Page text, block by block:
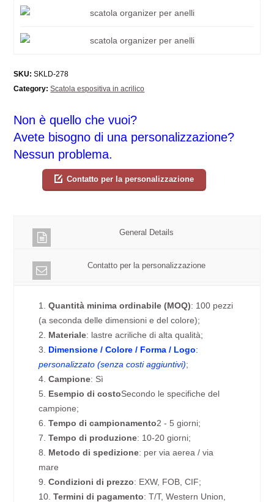
SKU: SKLD-278
Category: Scatola espositiva in acrilico
Non è quello che vuoi?
Avete bisogno di una personalizzazione?
Nessun problema.
Contatto per la personalizzazione
General Details
Contatto per la personalizzazione
1.Quantità minima ordinabile (MOQ): 100 pezzi
(a seconda delle dimensioni e del colore);
2. Materiale: lastre acriliche di alta qualità;
3. Dimensione / Colore / Forma / Logo:
personalizzato (senza costi aggiuntivi);
4.Campione: Sì
5. Esempio di costoSecondo le specifiche del
campione;
6.Tempo di campionamento2 - 5 giorni;
7.Tempo di produzione: 10-20 giorni;
8. Metodo di spedizione: per via aerea / via
mare
9.Condizioni di prezzo: EXW, FOB, CIF;
10.Termini di pagamento: T/T, Western Union,